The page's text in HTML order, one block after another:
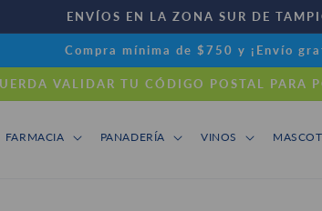
ENVÍOS EN LA ZONA SUR DE
Compra mínima de $750 y ¡Envío
VALIDAR TU CÓDIGO POSTAL PARA
FARMACIA PANADERÍA VINOS